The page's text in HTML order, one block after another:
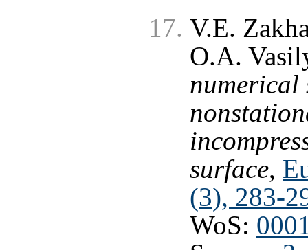
V.E.
O.A.
numerical
surface,
(3), 283-
WoS: